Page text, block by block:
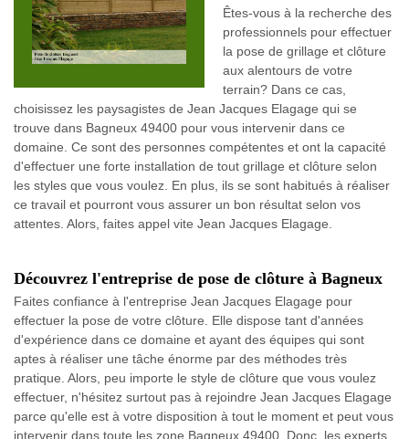
Êtes-vous à la recherche des
professionnels pour effectuer
la pose de grillage et clôture
aux alentours de votre
terrain? Dans ce cas,
choisissez les paysagistes de Jean Jacques Elagage qui se
trouve dans Bagneux 49400 pour vous intervenir dans ce
domaine. Ce sont des personnes compétentes et ont la capacité
d'effectuer une forte installation de tout grillage et clôture selon
les styles que vous voulez. En plus, ils se sont habitués à réaliser
ce travail et pourront vous assurer un bon résultat selon vos
attentes. Alors, faites appel vite Jean Jacques Elagage.
Découvrez l'entreprise de pose de clôture à Bagneux
Faites confiance à l'entreprise Jean Jacques Elagage pour
effectuer la pose de votre clôture. Elle dispose tant d'années
d'expérience dans ce domaine et ayant des équipes qui sont
aptes à réaliser une tâche énorme par des méthodes très
pratique. Alors, peu importe le style de clôture que vous voulez
effectuer, n'hésitez surtout pas à rejoindre Jean Jacques Elagage
parce qu'elle est à votre disposition à tout le moment et peut vous
intervenir dans toute les zone Bagneux 49400. Donc, les experts